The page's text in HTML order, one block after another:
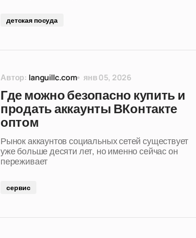
детская посуда
Автор: languillc.com янв 05, 2026
Где можно безопасно купить и
продать аккаунты ВКонтакте
оптом
Рынок аккаунтов социальных сетей существует
уже больше десяти лет, но именно сейчас он
переживает
сервис